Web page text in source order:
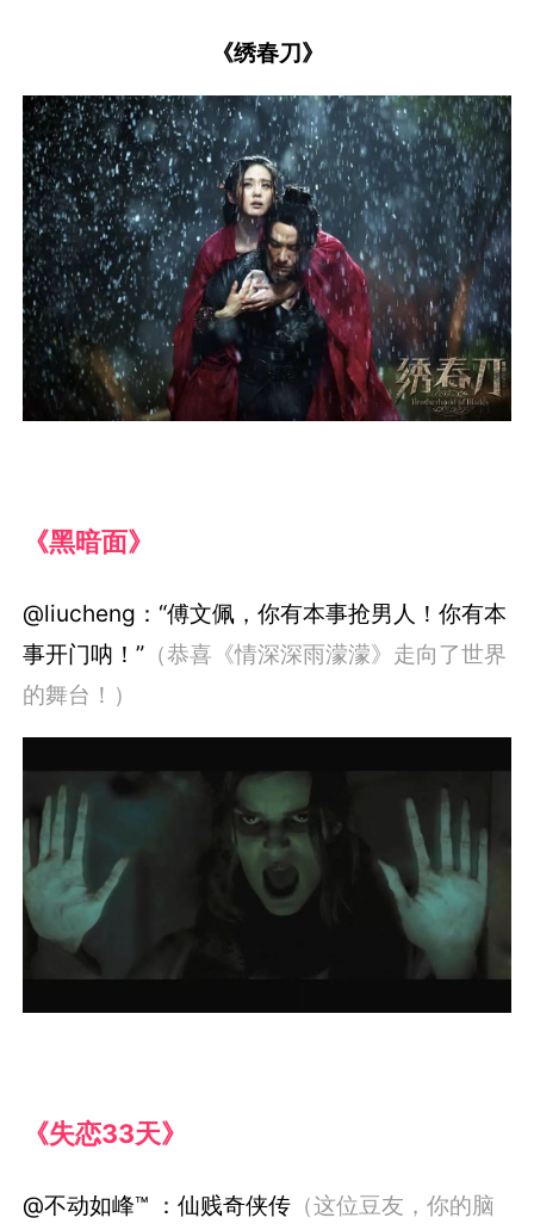
《绣春刀》
《黑暗面》
@liucheng：“傅文佩，你有本事抢男人！你有本
事开门呐！” （恭喜《情深深雨濛濛》走向了世界
的舞台！）
《失恋33天》
@不动如峰™ ：仙贱奇侠传 （这位豆友，你的脑